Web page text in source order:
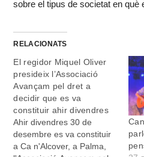
sobre el tipus de societat en què
RELACIONATS
El regidor Miquel Oliver
presideix l’Associació
Avançam pel dret a
decidir que es va
constituir ahir divendres
Ahir divendres 30 de
desembre es va constituir
a Ca n'Alcover, a Palma,